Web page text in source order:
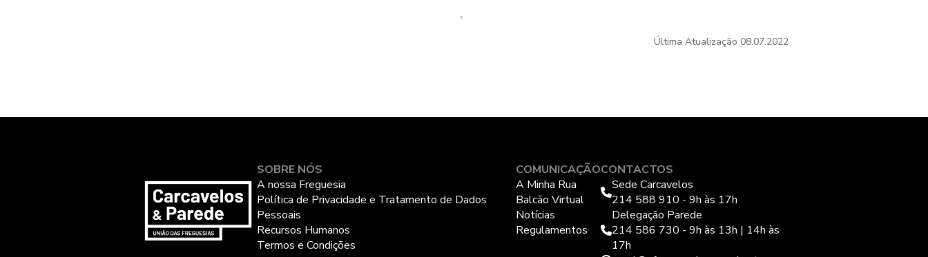
Última Atualização 08.07.2022
SOBRE NÓS
A nossa Freguesia
Política de Privacidade e Tratamento de Dados
Pessoais
Recursos Humanos
Termos e Condições
COMUNICAÇÃO
A Minha Rua
Balcão Virtual
Notícias
Regulamentos
CONTACTOS
Sede Carcavelos
214 588 910 - 9h às 17h
Delegação Parede
214 586 730 - 9h às 13h | 14h às
17h